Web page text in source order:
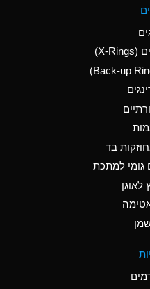
A
A
בד
גומי למתכת
לאוגן